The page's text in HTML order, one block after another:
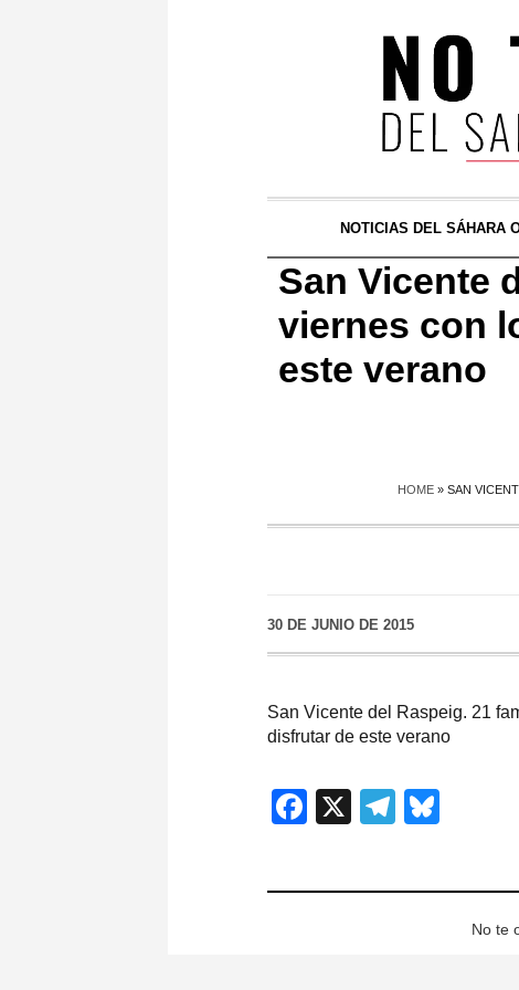
NOTICIAS DEL SÁHARA
San Vicente
viernes con
este verano
HOME » SAN
30 DE JUNIO DE 2015
San Vicente del Raspeig. 21
disfrutar de este verano
Facebook
X
No te